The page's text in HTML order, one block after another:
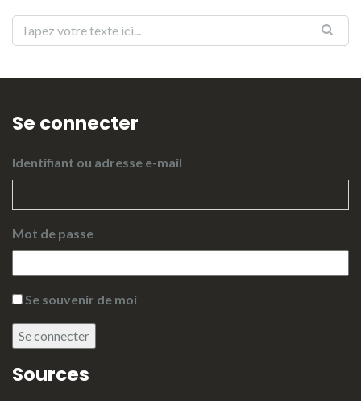
Se connecter
Identifiant ou adresse e-mail
Mot de passe
Se souvenir de moi
Se connecter
Sources